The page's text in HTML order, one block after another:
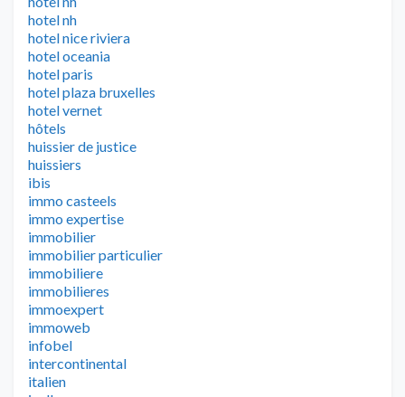
hotel nh
hotel nice riviera
hotel oceania
hotel paris
hotel plaza bruxelles
hotel vernet
hôtels
huissier de justice
huissiers
ibis
immo casteels
immo expertise
immobilier
immobilier particulier
immobiliere
immobilieres
immoexpert
immoweb
infobel
intercontinental
italien